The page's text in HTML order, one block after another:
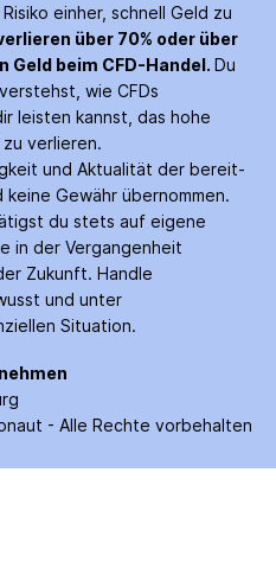
einher, schnell Geld zu
über 70% oder über
Geld beim CFD-Handel. Du
wie CFDs
leisten kannst, das hohe
verlieren.
und Aktualität der bereit­
Gewähr über­nommen.
du stets auf eigene
in der Ver­gangenheit
Zukunft. Handle
und unter
Situation.
- Alle Rechte vorbehalten